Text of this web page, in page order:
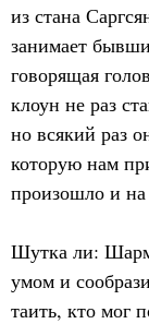
из стана
занимает
говорящая
клоун не раз
но всякий раз
которую нам
произошло и на
Шутка ли:
умом и
таить, кто мог